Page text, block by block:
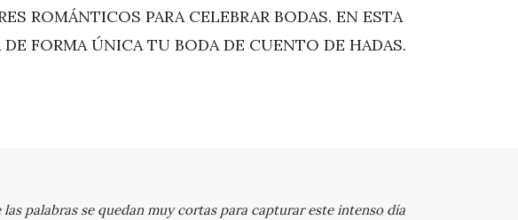
ROMÁNTICOS PARA CELEBRAR BODAS. EN ESTA
FORMA ÚNICA TU BODA DE CUENTO DE HADAS.
las palabras se quedan muy cortas para capturar este intenso día